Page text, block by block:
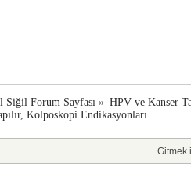
Forum Sayfası » HPV ve Kanser
Kolposkopi Endikasyonları
Gitmek